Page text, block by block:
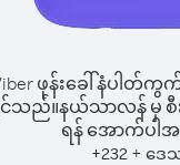
ဖုန်းခေါ်နံပါတ်ကွ
သည်။နယ်သာလန် မှ စီ
ရန် အောက်ပါအ
+232 + ဒေ